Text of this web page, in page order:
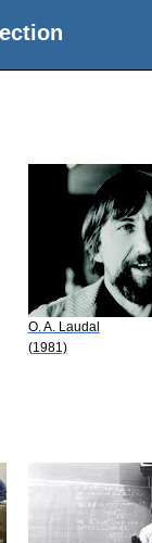
O. A. Laudal
(1981)